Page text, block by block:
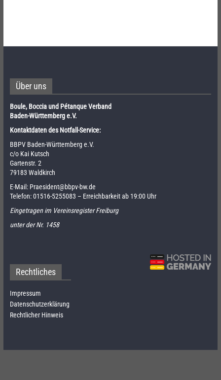
Über uns
Boule, Boccia und Pétanque Verband
Baden-Württemberg e.V.
Kontaktdaten des Notfall-Service:
BBPV Baden-Württemberg e.V.
c/o Kai Kutsch
Gartenstr. 2
79183 Waldkirch
E-Mail: Praesident@bbpv-bw.de
Telefon:01516-5255083 – Erreichbarkeit ab 19:00 Uhr
Eingetragen im Vereinsregister Freiburg
unter der Nr. 1458
Rechtliches
Impressum
Datenschutzerklärung
Rechtlicher Hinweis